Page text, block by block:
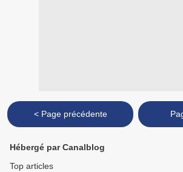
< Page précédente
Hébergé par Canalblog
Top articles